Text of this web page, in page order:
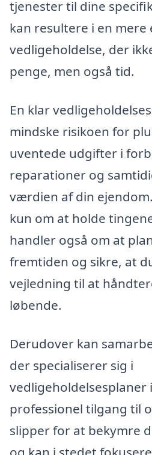
tjenester til dine
kan resultere i en mere
vedligeholdelse, der
penge, men også tid.
En klar
mindske risikoen for
uventede udgifter i
reparationer og
værdien af din
kun om at holde
handler også om at
fremtiden og sikre, at
vejledning til at
løbende.
Derudover kan
der specialiserer sig i
vedligeholdelsesplaner
professionel tilgang til
slipper for at bekymre